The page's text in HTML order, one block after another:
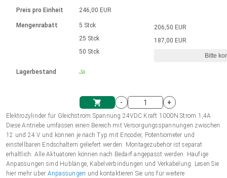
Einheitssystem
Einkaufswagen
Hubmagnete
230 - 50 Hz | 110 - 60 Hz
Drehzahlregelung für die AIS-Serie
Bürstenlose Gleichstrommotoren
mit Planetengetriebe und internem
Ø 28-42| 1-1400 rpm | <= 290Ncm
Bürstenlose DC Motor Controller
Gleichstrommotoren mit
Schneckengetriebe und Bürsten
Ø43-124mm | 31-425rpm | ≤ 41Nm
Treiber für Gleichstrommotoren mit
Synchron-Asynchron | für 1-4 Elektrozylinder
Synchron-Asynchron | für 1-4 Elektrozylinder
Français (EUR)
Polski (EUR)
Norsk (NOK)
Suomi (EUR)
Preis pro Einheit
Mengenrabatt
Lagerbestand
246,00 EUR
5 Stck
25 Stck
50 Stck
Ja
206,50 EUR
187,00 EUR
Bitte
-
+
Elektrozylinder für Gleichstrom Spannung 24VDC Kraft 1000N Strom 1,4A
Diese Antriebe umfassen einen Bereich mit Versorgungsspannungen zwischen
12 und 24 V und können je nach Typ mit Encoder, Potentiometer und
einstellbaren Endschaltern geliefert werden. Montagezubehör ist separat
erhältlich. Alle Aktuatoren können nach Bedarf angepasst werden. Häufige
Anpassungen sind Hublänge, Kabelverbindungen und Verkabelung. Lesen Sie
hier mehr über Anpassungen und kontaktieren Sie uns für weitere